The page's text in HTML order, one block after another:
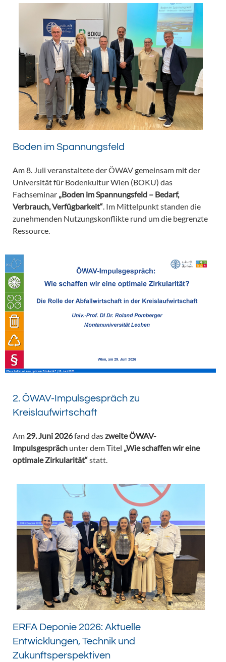
Boden im Spannungsfeld
Am 8. Juli veranstaltete der ÖWAV gemeinsam mit der
Universität für Bodenkultur Wien (BOKU) das
Fachseminar „Boden im Spannungsfeld – Bedarf,
Verbrauch, Verfügbarkeit“ . Im Mittelpunkt standen die
zunehmenden Nutzungskonflikte rund um die begrenzte
Ressource.
2. ÖWAV-Impulsgespräch zu
Kreislaufwirtschaft
Am 29. Juni 2026fand daszweite ÖWAV-
Impulsgespräch unter dem Titel „Wie schaffen wir eine
optimale Zirkularität“statt.
ERFA Deponie 2026: Aktuelle
Entwicklungen, Technik und
Zukunftsperspektiven